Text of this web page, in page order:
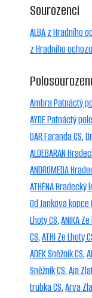
Sourozenci
ALBA z Hradního
z Hradního
Ambra Patnáctý
AYDE Patnáctý
DAR Faranda CS,
ALDEBARAN
ANDROMEDA
ATHÉNA Hradecký
Od Jankova kopce
Lhoty CS,ANIKA
CS,ATHI Ze Lhoty
ADEK Sněžník CS,
Sněžník CS,Aja
trubka CS,Arva